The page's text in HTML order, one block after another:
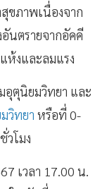
ขภาพเนื่องจาก
นตรายจากอัคคี
ห้งและลมแรง
อุตุนิยมวิทยา และ
วิทยา หรือที่ 0-
วโมง
เวลา 17.00 น.